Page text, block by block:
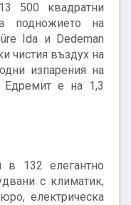
500 квадратни
подножието на
Ida и Dedeman
чистия въздух на
изпарения на
Едремит е на 1,3
в 132 елегантно
с климатик,
електрическа